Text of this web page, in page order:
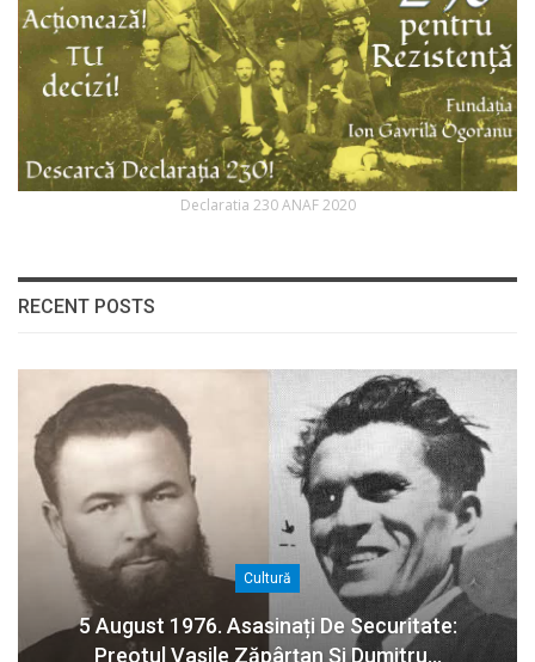
Declaratia 230 ANAF 2020
RECENT POSTS
Cultură
5 August 1976. Asasinați De Securitate:
Preotul Vasile Zăpârțan Și Dumitru…